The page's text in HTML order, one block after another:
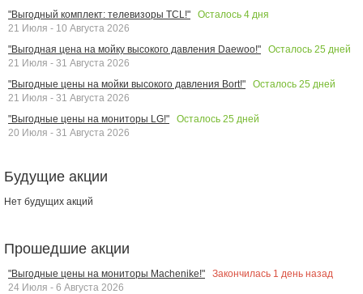
"Выгодный комплект: телевизоры TCL!"
Осталось 4 дня
21 Июля - 10 Августа 2026
"Выгодная цена на мойку высокого давления Daewoo!"
Осталось 25 дней
21 Июля - 31 Августа 2026
"Выгодные цены на мойки высокого давления Bort!"
Осталось 25 дней
21 Июля - 31 Августа 2026
"Выгодные цены на мониторы LG!"
Осталось 25 дней
20 Июля - 31 Августа 2026
Будущие акции
Нет будущих акций
Прошедшие акции
"Выгодные цены на мониторы Machenike!" Закончилась 1 день назад
24 Июля - 6 Августа 2026